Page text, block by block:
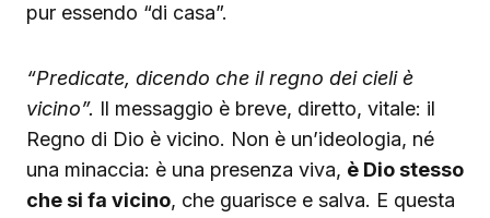
pur essendo “di casa”.
“Predicate, dicendo che il regno dei cieli è
vicino”. Il messaggio è breve, diretto, vitale: il
Regno di Dio è vicino. Non è un’ideologia, né
una minaccia: è una presenza viva, è Dio stesso
che si fa vicino, che guarisce e salva. E questa